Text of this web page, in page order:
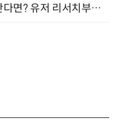
그럴듯하지만 AI가 만든 티가 난다면? 유저 리서치부터 배포까지! (9/15)